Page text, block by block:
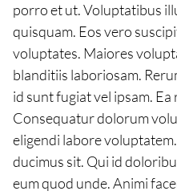
porro et ut. Voluptatibus
quisquam. Eos vero
voluptates. Maiores
blanditiis laboriosam.
id sunt fugiat vel ipsam. Ea
Consequatur dolorum
eligendi labore
ducimus sit. Qui id
eum quod unde. Animi